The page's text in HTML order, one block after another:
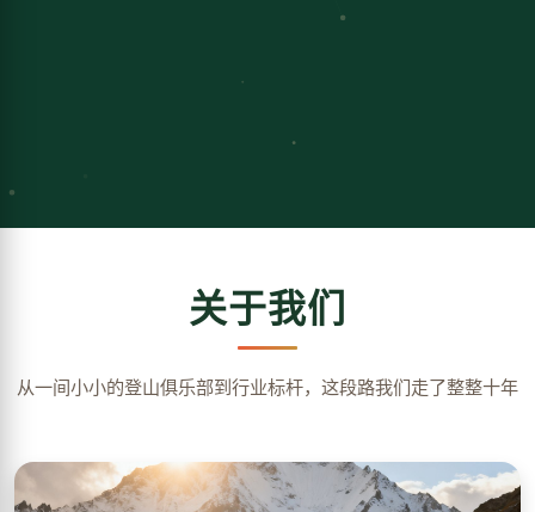
关于我们
从一间小小的登山俱乐部到行业标杆，这段路我们走了整整十年